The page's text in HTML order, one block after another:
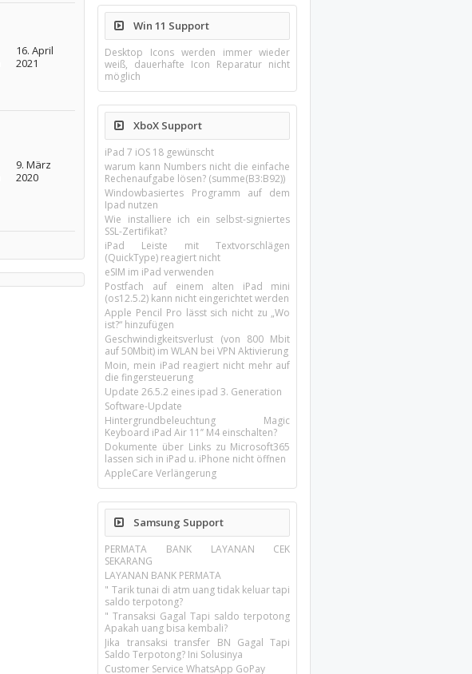
16. April
2021
9. März
2020
Win 11 Support
Desktop Icons werden immer wieder
weiß, dauerhafte Icon Reparatur nicht
möglich
XboX Support
iPad 7 iOS 18 gewünscht
warum kann Numbers nicht die einfache
Rechenaufgabe lösen? (summe(B3:B92))
Windowbasiertes Programm auf dem
Ipad nutzen
Wie installiere ich ein selbst-signiertes
SSL-Zertifikat?
iPad Leiste mit Textvorschlägen
(QuickType) reagiert nicht
eSIM im iPad verwenden
Postfach auf einem alten iPad mini
(os12.5.2) kann nicht eingerichtet werden
Apple Pencil Pro lässt sich nicht zu „Wo
ist?“ hinzufügen
Geschwindigkeitsverlust (von 800 Mbit
auf 50Mbit) im WLAN bei VPN Aktivierung
Moin, mein iPad reagiert nicht mehr auf
die fingersteuerung
Update 26.5.2 eines ipad 3. Generation
Software-Update
Hintergrundbeleuchtung Magic
Keyboard iPad Air 11’’ M4 einschalten?
Dokumente über Links zu Microsoft365
lassen sich in iPad u. iPhone nicht öffnen
AppleCare Verlängerung
Samsung Support
PERMATA BANK LAYANAN CEK
SEKARANG
LAYANAN BANK PERMATA
" Tarik tunai di atm uang tidak keluar tapi
saldo terpotong?
" Transaksi Gagal Tapi saldo terpotong
Apakah uang bisa kembali?
Jika transaksi transfer BN Gagal Tapi
Saldo Terpotong? Ini Solusinya
Customer Service WhatsApp GoPay